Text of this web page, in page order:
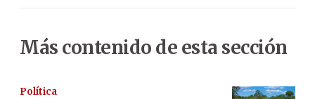
Más contenido de esta sección
Política